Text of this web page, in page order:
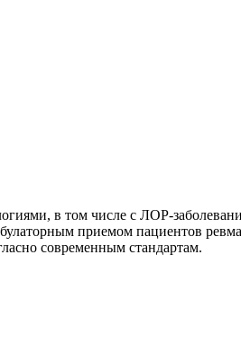
в том числе с ЛОР-
приемом пациентов
современным стандартам.